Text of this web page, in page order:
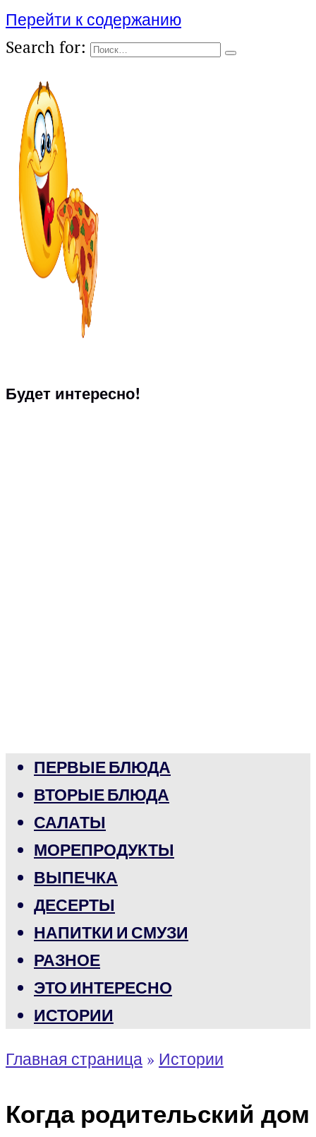
Перейти к содержанию
Search for:
Будет интересно!
ПЕРВЫЕ БЛЮДА
ВТОРЫЕ БЛЮДА
САЛАТЫ
МОРЕПРОДУКТЫ
ВЫПЕЧКА
ДЕСЕРТЫ
НАПИТКИ И СМУЗИ
РАЗНОЕ
ЭТО ИНТЕРЕСНО
ИСТОРИИ
Главная страница » Истории
Когда родительский дом